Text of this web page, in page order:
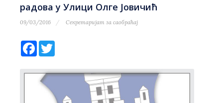
радова у Улици Олге Јовичић
09/03/2016 Секретаријат за саобраћај
Facebook